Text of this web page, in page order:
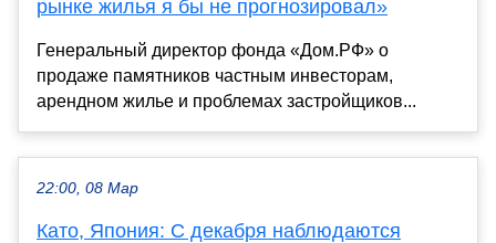
рынке жилья я бы не прогнозировал»
Генеральный директор фонда «Дом.РФ» о
продаже памятников частным инвесторам,
арендном жилье и проблемах застройщиков...
22:00, 08 Мар
Като, Япония: С декабря наблюдаются